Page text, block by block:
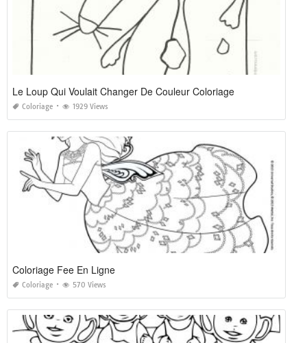
Le Loup Qui Voulait Changer De Couleur Coloriage
Coloriage 1929 Views
Coloriage Fee En Ligne
Coloriage 570 Views